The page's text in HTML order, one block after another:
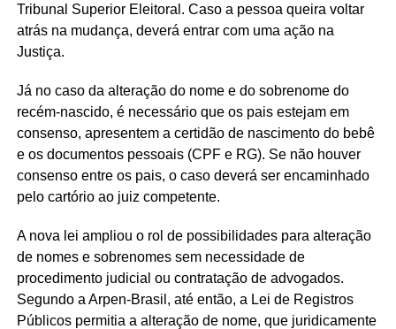
Tribunal Superior Eleitoral. Caso a pessoa queira voltar
atrás na mudança, deverá entrar com uma ação na
Justiça.
Já no caso da alteração do nome e do sobrenome do
recém-nascido, é necessário que os pais estejam em
consenso, apresentem a certidão de nascimento do bebê
e os documentos pessoais (CPF e RG). Se não houver
consenso entre os pais, o caso deverá ser encaminhado
pelo cartório ao juiz competente.
A nova lei ampliou o rol de possibilidades para alteração
de nomes e sobrenomes sem necessidade de
procedimento judicial ou contratação de advogados.
Segundo a Arpen-Brasil, até então, a Lei de Registros
Públicos permitia a alteração de nome, que juridicamente